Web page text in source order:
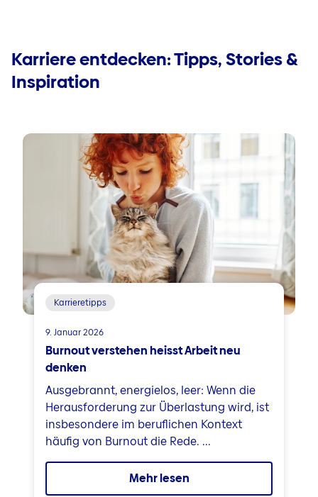
Karriere entdecken: Tipps, Stories &
Inspiration
Karrieretipps
9. Januar 2026
Burnout verstehen heisst Arbeit neu
denken
Ausgebrannt, energielos, leer: Wenn die
Herausforderung zur Überlastung wird, ist
insbesondere im beruflichen Kontext
häufig von Burnout die Rede. ...
Mehr lesen